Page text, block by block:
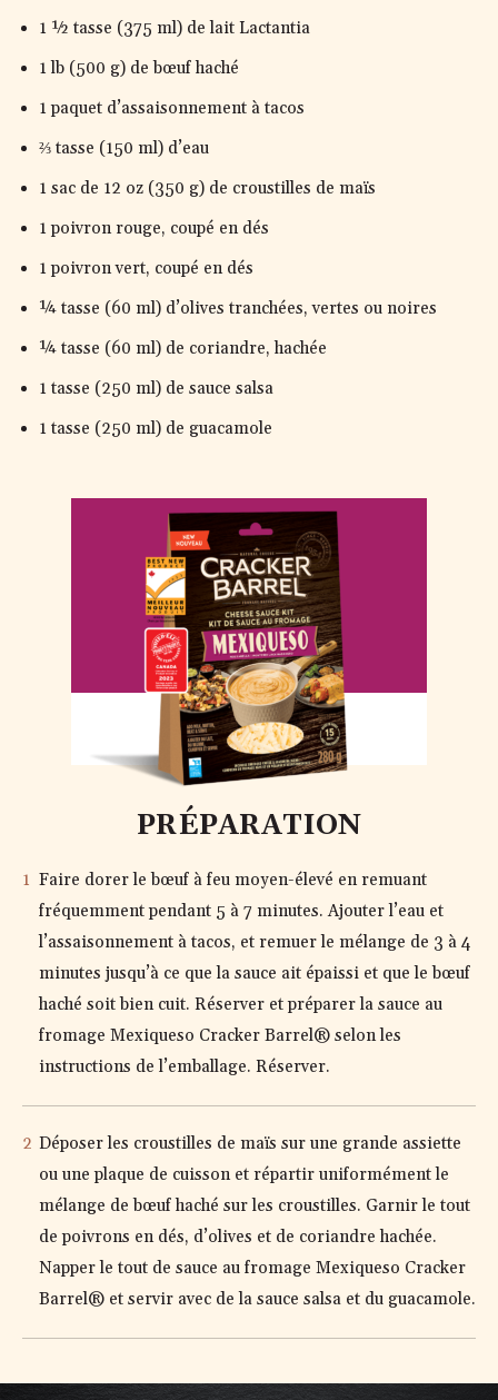
1 ½ tasse (375 ml) de lait Lactantia
1 lb (500 g) de bœuf haché
1 paquet d’assaisonnement à tacos
⅔ tasse (150 ml) d’eau
1 sac de 12 oz (350 g) de croustilles de maïs
1 poivron rouge, coupé en dés
1 poivron vert, coupé en dés
¼ tasse (60 ml) d’olives tranchées, vertes ou noires
¼ tasse (60 ml) de coriandre, hachée
1 tasse (250 ml) de sauce salsa
1 tasse (250 ml) de guacamole
MEXIQUESO
PRÉPARATION
Faire dorer le bœuf à feu moyen-élevé en remuant
fréquemment pendant 5 à 7 minutes. Ajouter l’eau et
l’assaisonnement à tacos, et remuer le mélange de 3 à 4
minutes jusqu’à ce que la sauce ait épaissi et que le bœuf
haché soit bien cuit. Réserver et préparer la sauce au
fromage Mexiqueso Cracker Barrel® selon les
instructions de l’emballage. Réserver.
Déposer les croustilles de maïs sur une grande assiette
ou une plaque de cuisson et répartir uniformément le
mélange de bœuf haché sur les croustilles. Garnir le tout
de poivrons en dés, d’olives et de coriandre hachée.
Napper le tout de sauce au fromage Mexiqueso Cracker
Barrel® et servir avec de la sauce salsa et du guacamole.